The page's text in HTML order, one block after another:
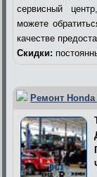
сервисный
можете
качестве
Скидки:
Ремонт